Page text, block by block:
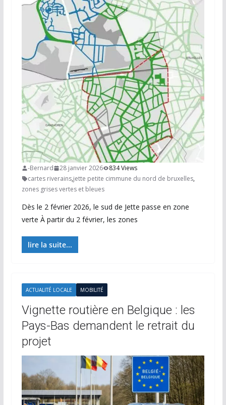
-Bernard 28 janvier 2026
834 Views
cartes riverains,jette petite cimmune du nord de bruxelles,
zones grises vertes et bleues
Dès le 2 février 2026, le sud de Jette passe en zone
verte À partir du 2 février, les zones
lire la suite...
ACTUALITÉ LOCALE MOBILITÉ
Vignette routière en Belgique : les
Pays-Bas demandent le retrait du
projet